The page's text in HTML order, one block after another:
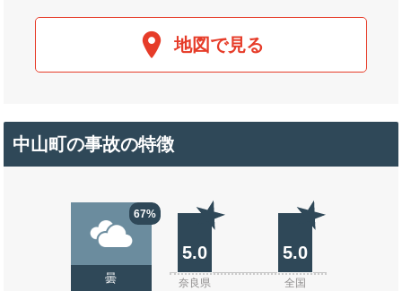
地図で見る
中山町の事故の特徴
67%
曇
5.0 5.0
奈良県 全国